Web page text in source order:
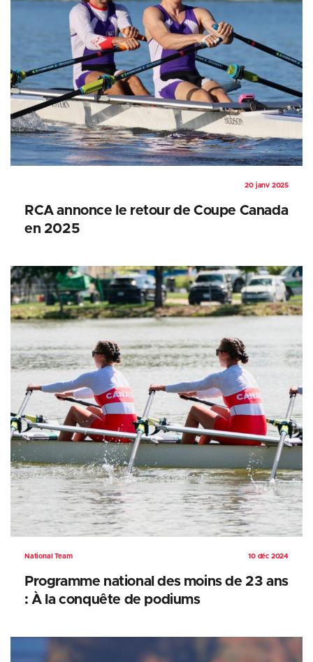
20 janv 2025
RCA annonce le retour de Coupe Canada
en 2025
National Team 10 déc 2024
Programme national des moins de 23 ans
: À la conquête de podiums